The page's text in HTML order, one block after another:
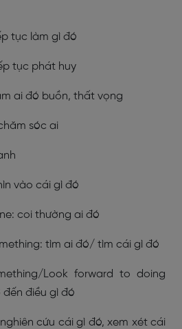
tục làm gì đó
tục phát huy
ai đó buồn, thất vọng
sóc ai
vào cái gì đó
coi thường ai đó
tìm ai đó/ tìm cái gì đó
Look forward to doing
điều gì đó
cứu cái gì đó, xem xét cái